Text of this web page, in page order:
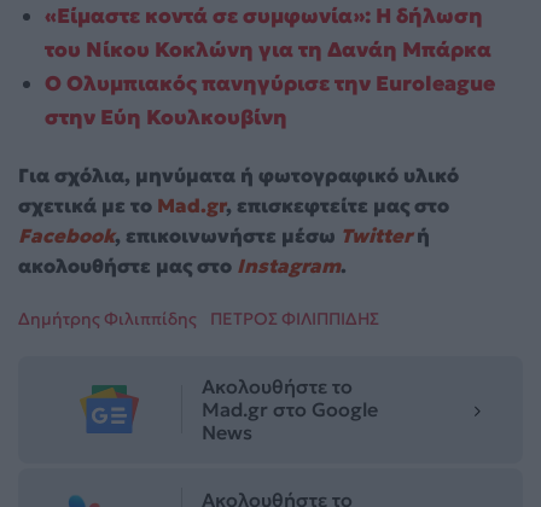
«Είμαστε κοντά σε συμφωνία»: Η δήλωση
του Νίκου Κοκλώνη για τη Δανάη Μπάρκα
Ο Ολυμπιακός πανηγύρισε την Euroleague
στην Εύη Κουλκουβίνη
Για σχόλια, μηνύματα ή φωτογραφικό υλικό
σχετικά με το Mad.gr, επισκεφτείτε μας στο
Facebook, επικοινωνήστε μέσω Twitterή
ακολουθήστε μας στο Instagram.
Δημήτρης Φιλιππίδης ΠΕΤΡΟΣ ΦΙΛΙΠΠΙΔΗΣ
Ακολουθήστε το
Mad.gr στο Google
News
Ακολουθήστε το